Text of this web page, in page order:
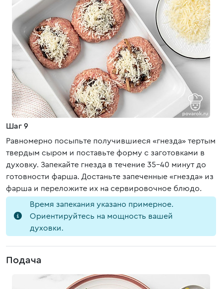
Шаг 9
Равномерно посыпьте получившиеся «гнезда» тертым
твердым сыром и поставьте форму с заготовками в
духовку. Запекайте гнезда в течение 35-40 минут до
готовности фарша. Достаньте запеченные «гнезда» из
фарша и переложите их на сервировочное блюдо.
Время запекания указано примерное.
Ориентируйтесь на мощность вашей
духовки.
Подача